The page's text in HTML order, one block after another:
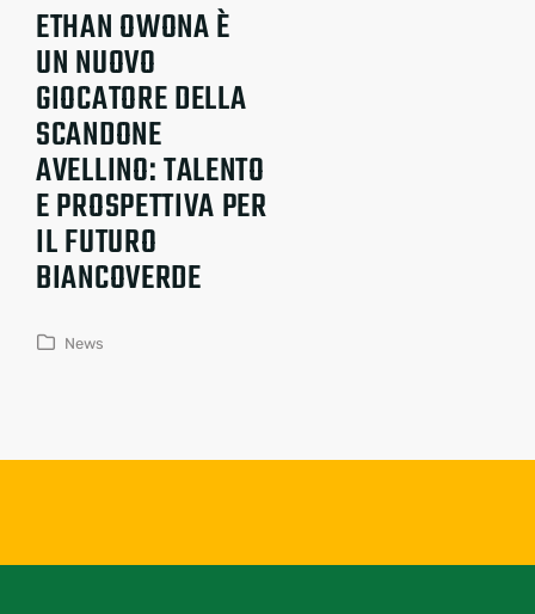
ETHAN OWONA È
UN NUOVO
GIOCATORE DELLA
SCANDONE
AVELLINO: TALENTO
E PROSPETTIVA PER
IL FUTURO
BIANCOVERDE
News